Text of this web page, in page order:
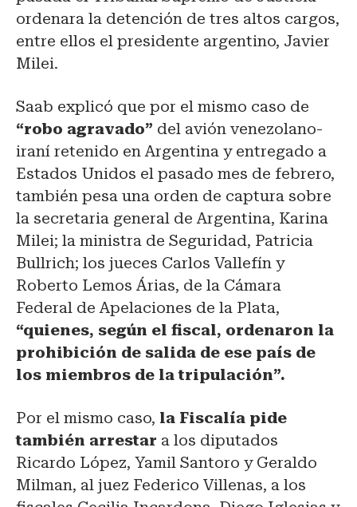
ordenara la detención de tres altos cargos,
entre ellos el presidente argentino, Javier
Milei.
Saab explicó que por el mismo caso de
“robo agravado” del avión venezolano-
iraní retenido en Argentina y entregado a
Estados Unidos el pasado mes de febrero,
también pesa una orden de captura sobre
la secretaria general de Argentina, Karina
Milei; la ministra de Seguridad, Patricia
Bullrich; los jueces Carlos Vallefín y
Roberto Lemos Árias, de la Cámara
Federal de Apelaciones de la Plata,
“quienes, según el fiscal, ordenaron la
prohibición de salida de ese país de
los miembros de la tripulación”.
Por el mismo caso, la Fiscalía pide
también arrestar a los diputados
Ricardo López, Yamil Santoro y Geraldo
Milman, al juez Federico Villenas, a los